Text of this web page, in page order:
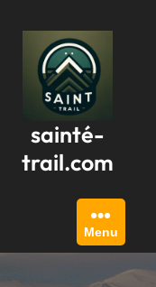
contenu
sainté-
trail.com
Menu